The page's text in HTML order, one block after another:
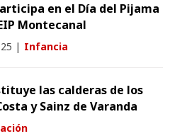
en el Día del Pijama
Montecanal
| Infancia
las calderas de los
y Sainz de Varanda